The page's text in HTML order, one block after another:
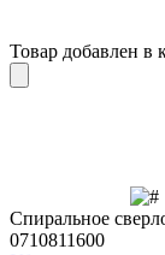
Товар добавлен в
Cпиральное
0710811600